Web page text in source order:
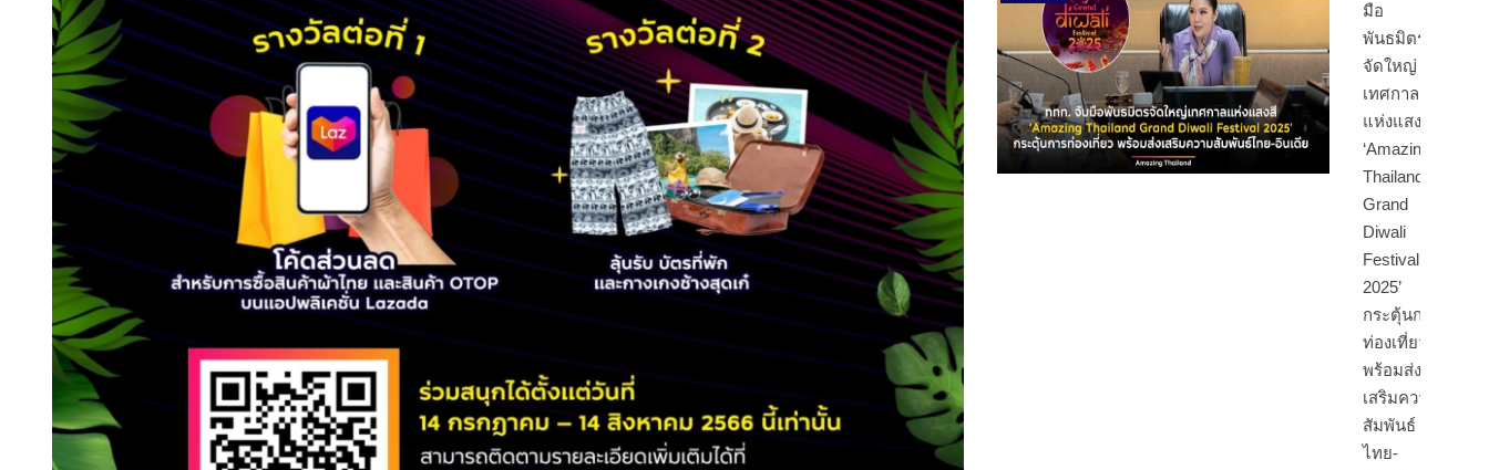
มือ
พันธมิตร
จัดใหญ่
เทศกาล
แห่งแสงสี
‘Amazing
Thailand
Grand
Diwali
Festival
2025’
กระตุ้นการ
ท่องเที่ยว
พร้อมส่ง
เสริมความ
สัมพันธ์
ไทย-